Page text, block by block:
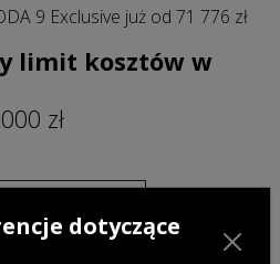
9 Exclusive już od 71 776 zł
limit kosztów w
zł
dotyczące